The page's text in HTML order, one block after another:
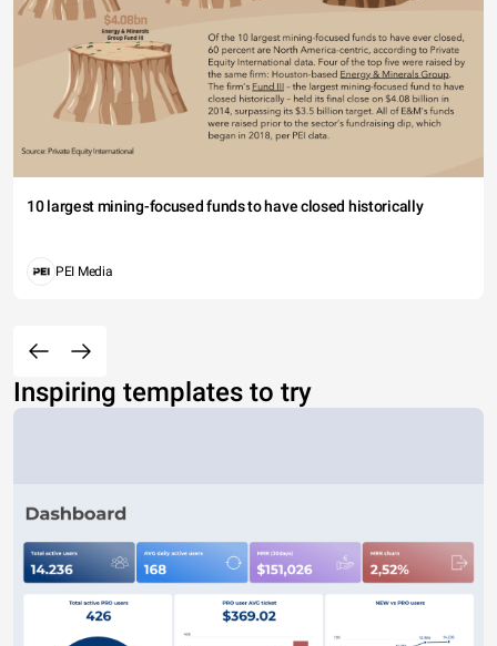
10 largest mining-focused funds to have closed historically
PEI Media
Inspiring templates to try